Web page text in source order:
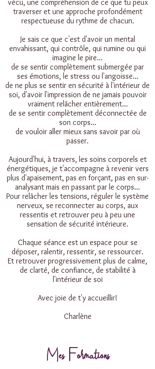
vécu, une compréhension de ce que tu peux
traverser et une approche profondément
respectueuse du rythme de chacun.
Je sais ce que c'est d'avoir un mental
envahissant, qui contrôle, qui rumine ou qui
imagine le pire...
de se sentir complètement submergée par
ses émotions, le stress ou l'angoisse...
de ne plus se sentir en sécurité à l'intérieur de
soi, d'avoir l'impression de ne jamais pouvoir
vraiment relâcher entièrement...
de se sentir complètement déconnectée de
son corps...
de vouloir aller mieux sans savoir par où
passer.
Aujourd'hui, à travers, les soins corporels et
énergétiques, je t'accompagne à revenir vers
plus d'apaisement, pas en forçant, pas en sur-
analysant mais en passant par le corps...
Pour relâcher les tensions, réguler le système
nerveux, se reconnecter au corps, aux
ressentis et retrouver peu à peu une
sensation de sécurité intérieure.
Chaque séance est un espace pour se
déposer, ralentir, ressentir, se ressourcer.
Et retrouver progressivement plus de calme,
de clarté, de confiance, de stabilité à
l'intérieur de soi
Avec joie de t'y accueillir!​​​​
Charlène
Mes Formations